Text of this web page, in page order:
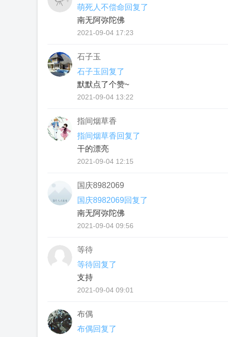
萌死人不偿命回复了
南无阿弥陀佛
2021-09-04 17:23
石子玉
石子玉回复了
默默点了个赞~
2021-09-04 13:22
指间烟草香
指间烟草香回复了
干的漂亮
2021-09-04 12:15
国庆8982069
国庆8982069回复了
南无阿弥陀佛
2021-09-04 09:56
等待
等待回复了
支持
2021-09-04 09:01
布偶
布偶回复了